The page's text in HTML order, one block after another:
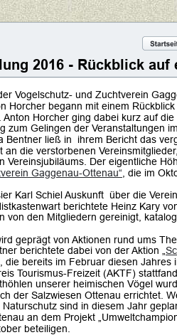
Vogelschutz- und Zuchtverein
Horcher begann mit einem
Anton Horcher ging dabei kurz auf
zum Gelingen der Veranstaltungen
Bentner ließ in  ihrem Bericht das
an die verstorbenen
Vereinsjubiläums. Der eigentliche
Gaggenau-Ottenau“ , die im
Karl Schiel Auskunft  über die
berichtete Heinz Kary
von den Mitgliedern gereinigt,
geprägt von Aktionen rund ums
berichtete dabei von der Aktion „
, die bereits im Februar diesen Jahres
Tourismus-Freizeit (AKTF)
unserer heimischen Vögel
der Salzwiesen Ottenau errichtet.
sind in diesem Jahr
an dem Projekt
beteiligen.
2016 - Rückblick auf